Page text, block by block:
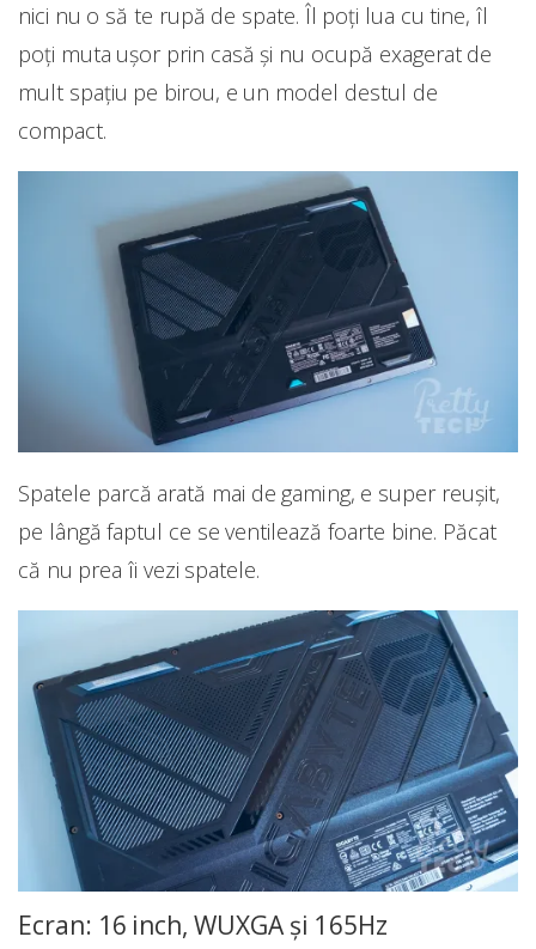
nici nu o să te rupă de spate. Îl poți lua cu tine, îl
poți muta ușor prin casă și nu ocupă exagerat de
mult spațiu pe birou, e un model destul de
compact.
Spatele parcă arată mai de gaming, e super reușit,
pe lângă faptul ce se ventilează foarte bine. Păcat
că nu prea îi vezi spatele.
Ecran: 16 inch, WUXGA și 165Hz